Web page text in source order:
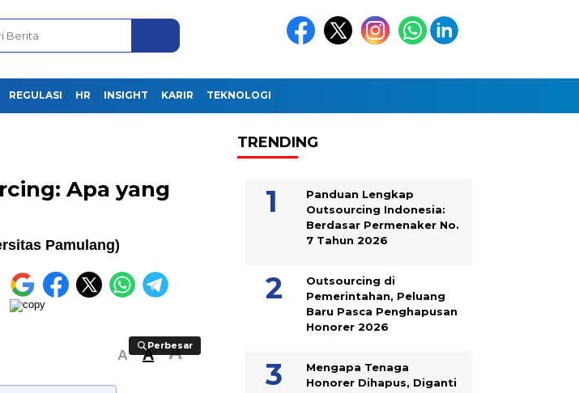
REGULASI HR INSIGHT KARIR TEKNOLOGI
Apa yang
Pamulang)
Perbesar
Perbesar
A A A
TRENDING
Panduan Lengkap
Outsourcing Indonesia:
Berdasar Permenaker No.
7 Tahun 2026
Outsourcing di
Pemerintahan, Peluang
Baru Pasca Penghapusan
Honorer 2026
Mengapa Tenaga
Honorer Dihapus, Diganti